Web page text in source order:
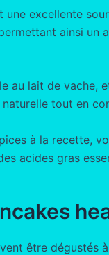
excellente
ainsi
au lait de vache,
tout en
à la recette,
acides gras
être